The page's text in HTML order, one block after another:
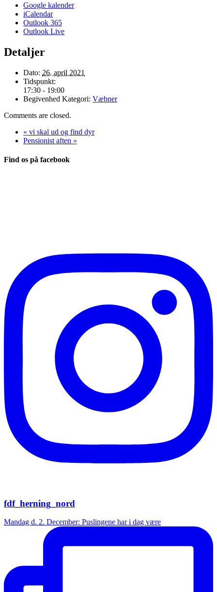
Google kalender
iCalendar
Outlook 365
Outlook Live
Detaljer
Dato: 26. april 2021
Tidspunkt:
17:30 - 19:00
Begivenhed Kategori: Væbner
Comments are closed.
« vi skal ud og find dyr
Pensionist aften »
Find os på facebook
fdf_herning_nord
Mandag d. 2. December: Puslingene har i dag være